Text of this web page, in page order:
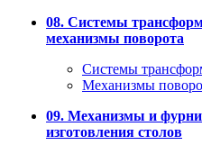
08. Системы
механизмы поворота
Системы
Механизмы
09. Механизмы и
изготовления столов